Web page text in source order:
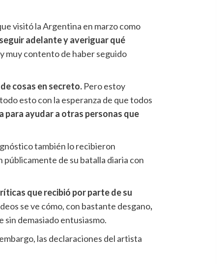
visitó la Argentina en marzo como
adelante y averiguar qué
muy contento de haber seguido
cosas en secreto. Pero estoy
esto con la esperanza de que todos
ayudar a otras personas que
también lo recibieron
públicamente de su batalla diaria con
que recibió por parte de su
se ve cómo, con bastante desgano,
sin demasiado entusiasmo.
las declaraciones del artista